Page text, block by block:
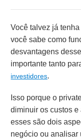
Você talvez já
você sabe como
desvantagens
importante tanto
investidores.
Isso porque o
diminuir os custos
esses são dois
negócio ou analisar